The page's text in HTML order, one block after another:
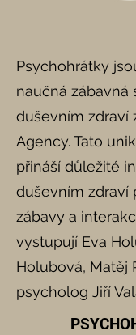
Psychohrátky
naučná zábavná
duševním zdraví
Agency. Tato
přináší důležité
duševním zdraví
zábavy a
vystupují Eva
Holubová, Matěj
psycholog Jiří